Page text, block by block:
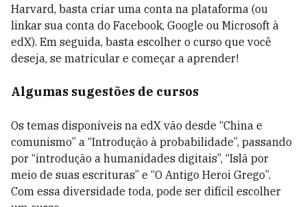
Harvard, basta criar uma conta na plataforma (ou
linkar sua conta do Facebook, Google ou Microsoft à
edX). Em seguida, basta escolher o curso que você
deseja, se matricular e começar a aprender!
Algumas sugestões de cursos
Os temas disponíveis na edX vão desde “China e
comunismo” a “Introdução à probabilidade”, passando
por “introdução a humanidades digitais”, “Islã por
meio de suas escrituras” e “O Antigo Heroi Grego”.
Com essa diversidade toda, pode ser difícil escolher